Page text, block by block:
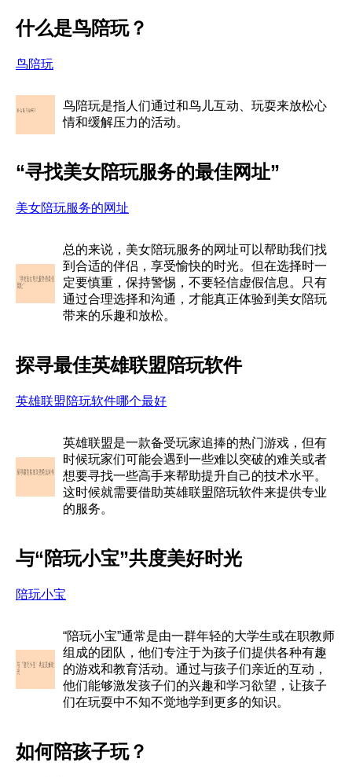
什么是鸟陪玩？
鸟陪玩
鸟陪玩是指人们通过和鸟儿互动、玩耍来放松心
情和缓解压力的活动。
“寻找美女陪玩服务的最佳网址”
美女陪玩服务的网址
总的来说，美女陪玩服务的网址可以帮助我们找
到合适的伴侣，享受愉快的时光。但在选择时一
定要慎重，保持警惕，不要轻信虚假信息。只有
通过合理选择和沟通，才能真正体验到美女陪玩
带来的乐趣和放松。
探寻最佳英雄联盟陪玩软件
英雄联盟陪玩软件哪个最好
英雄联盟是一款备受玩家追捧的热门游戏，但有
时候玩家们可能会遇到一些难以突破的难关或者
想要寻找一些高手来帮助提升自己的技术水平。
这时候就需要借助英雄联盟陪玩软件来提供专业
的服务。
与“陪玩小宝”共度美好时光
陪玩小宝
“陪玩小宝”通常是由一群年轻的大学生或在职教师
组成的团队，他们专注于为孩子们提供各种有趣
的游戏和教育活动。通过与孩子们亲近的互动，
他们能够激发孩子们的兴趣和学习欲望，让孩子
们在玩耍中不知不觉地学到更多的知识。
如何陪孩子玩？